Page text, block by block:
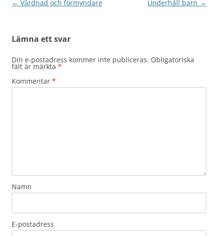
Inläggsnavigering
← Vårdnad och förmyndare Underhåll barn →
Lämna ett svar
Din e-postadress kommer inte publiceras. Obligatoriska
fält är märkta *
Kommentar *
Namn
E-postadress